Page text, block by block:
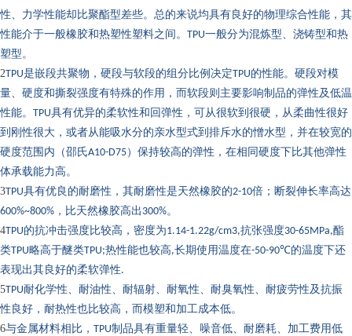
性、力学性能却比聚酯型差些。总的来说均具有良好的物理综合性能，其
性能介于一般橡胶和热塑性塑料之间。 TPU一般分为混炼型、浇铸型和热
塑型。
2TPU是嵌段共聚物，硬段与软段的组分比例决定TPU的性能。硬段对模
量、硬度和撕裂强度有特殊的作用，而软段则主要影响制品的弹性及低温
性能。 TPU具有优异的柔软性和回弹性，可从很软到很硬，从柔曲性很好
到刚性很大，或者从能吸水分的亲水型式到排斥水的憎水型，并在较宽的
硬度范围内（邵氏A10-D75）保持较高的弹性，在相同硬度下比其他弹性
体承载能力高。
3TPU具有优良的耐磨性，其耐磨性是天然橡胶的2-10倍；断裂伸长率高达
600%~800% ，比天然橡胶高出 300%。
4TPU的抗冲击强度比较高，密度为1.14-1.22g/cm3,抗张强度30-65MPa,酯
类TPU略高于醚类TPU;热性能也较高,长期使用温度在-50-90℃的温度下还
表现出其良好的柔软弹性.
5TPU耐化学性、耐油性、耐辐射、耐氧性、耐臭氧性、耐疲劳性及抗振
性良好，耐热性也比较高，而模塑和加工成本低。
6与金属材料相比， TPU制品具有重量轻、噪音低、耐磨耗、加工费用低